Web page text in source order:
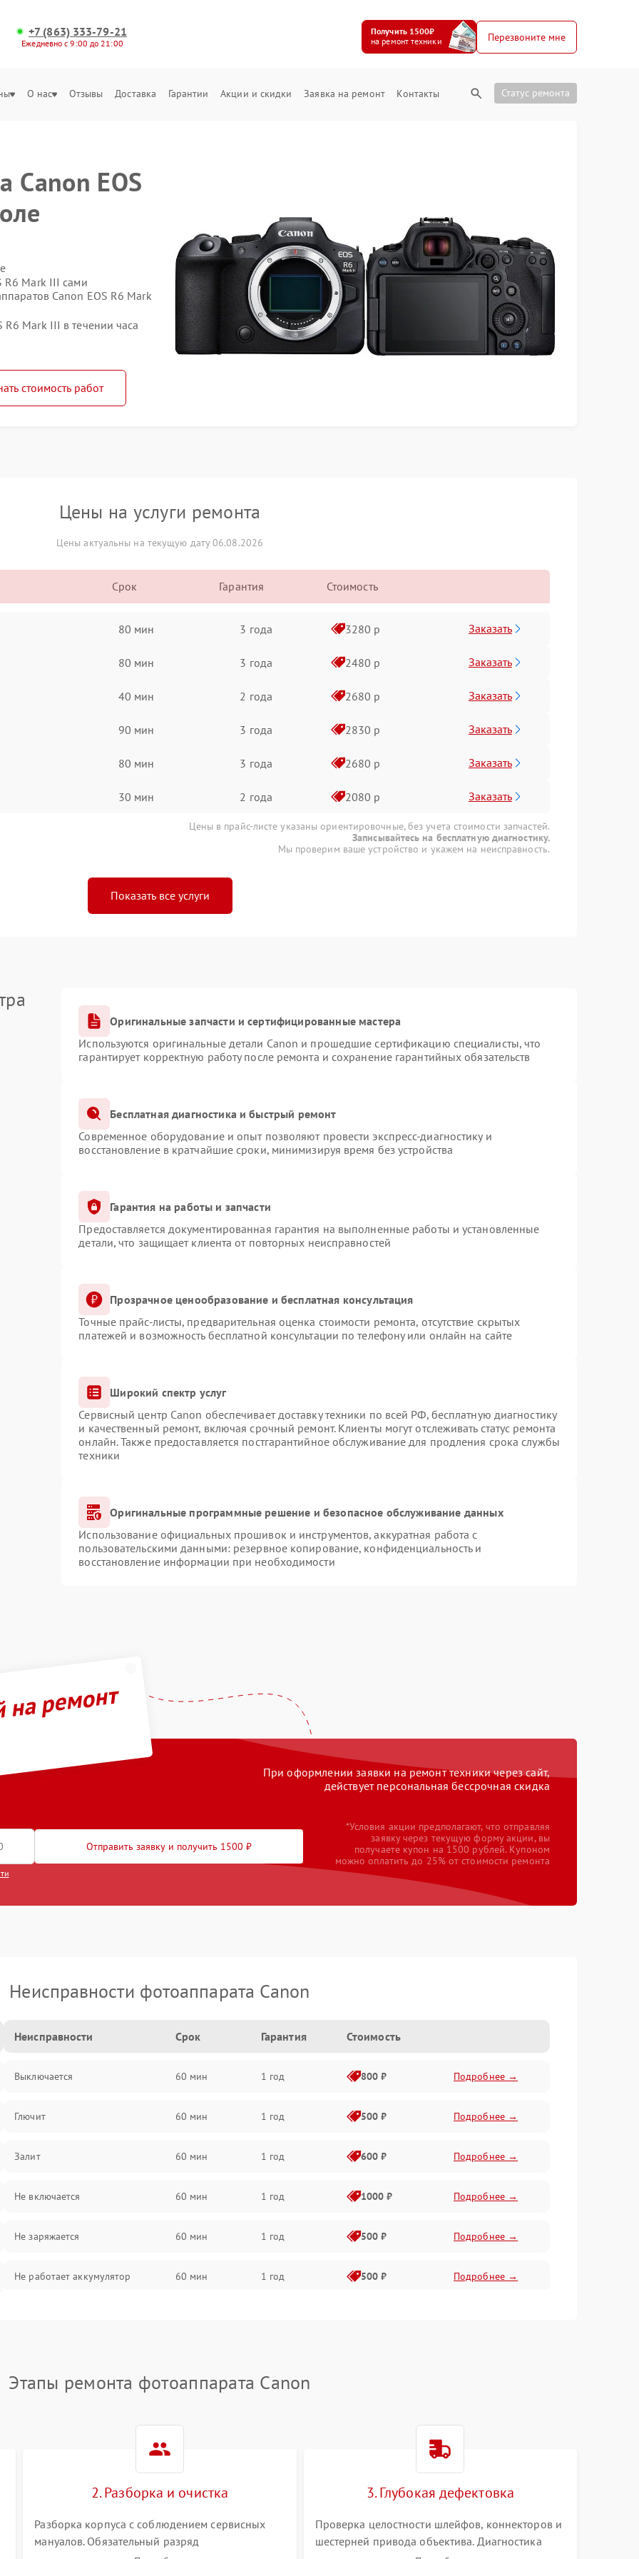
+7 (863) 333-79-21
Ежедневно с 9:00 до 21:00
Получить 1500₽
на ремонт техники
Перезвоните мне
О нас Отзывы Доставка Гарантии Акции и скидки Заявка на ремонт Контакты Статус ремонта
Canon EOS
R6 Mark III сами
Canon EOS R6 Mark
Mark III в течении часа
стоимость работ
Цены на услуги ремонта
Цены актуальны на текущую дату 06.08.2026
Срок Гарантия Стоимость
80 мин 3 года 3280 р Заказать
80 мин 3 года 2480 р Заказать
40 мин 2 года 2680 р Заказать
90 мин 3 года 2830 р Заказать
80 мин 3 года 2680 р Заказать
30 мин 2 года 2080 р Заказать
Цены в прайс-листе указаны ориентировочные, без учета стоимости запчастей.
Записывайтесь на бесплатную диагностику.
Мы проверим ваше устройство и укажем на неисправность.
Показать все услуги
Оригинальные запчасти и сертифицированные мастера
Используются оригинальные детали Canon и прошедшие сертификацию специалисты, что
гарантирует корректную работу после ремонта и сохранение гарантийных обязательств
Бесплатная диагностика и быстрый ремонт
Современное оборудование и опыт позволяют провести экспресс-диагностику и
восстановление в кратчайшие сроки, минимизируя время без устройства
Гарантия на работы и запчасти
Предоставляется документированная гарантия на выполненные работы и установленные
детали, что защищает клиента от повторных неисправностей
Прозрачное ценообразование и бесплатная консультация
Точные прайс-листы, предварительная оценка стоимости ремонта, отсутствие скрытых
платежей и возможность бесплатной консультации по телефону или онлайн на сайте
Широкий спектр услуг
Сервисный центр Canon обеспечивает доставку техники по всей РФ, бесплатную диагностику
и качественный ремонт, включая срочный ремонт. Клиенты могут отслеживать статус ремонта
онлайн. Также предоставляется постгарантийное обслуживание для продления срока службы
техники
Оригинальные программные решение и безопасное обслуживание данных
Использование официальных прошивок и инструментов, аккуратная работа с
пользовательскими данными: резервное копирование, конфиденциальность и
восстановление информации при необходимости
ремонт
При оформлении заявки на ремонт техники через сайт,
действует персональная бессрочная скидка
Отправить заявку и получить 1500 ₽
*Условия акции предполагают, что отправляя
заявку через текущую форму акции, вы
получаете купон на 1500 рублей. Купоном
можно оплатить до 25% от стоимости ремонта
Неисправности фотоаппарата Canon
Неисправности Срок Гарантия Стоимость
Выключается 60 мин 1 год 800 ₽ Подробнее →
Глючит 60 мин 1 год 500 ₽ Подробнее →
Залит 60 мин 1 год 600 ₽ Подробнее →
Не включается 60 мин 1 год 1000 ₽ Подробнее →
Не заряжается 60 мин 1 год 500 ₽ Подробнее →
Не работает аккумулятор 60 мин 1 год 500 ₽ Подробнее →
Этапы ремонта фотоаппарата Canon
2. Разборка и очистка
Разборка корпуса с соблюдением сервисных
мануалов. Обязательный разряд
3. Глубокая дефектовка
Проверка целостности шлейфов, коннекторов и
шестерней привода объектива. Диагностика